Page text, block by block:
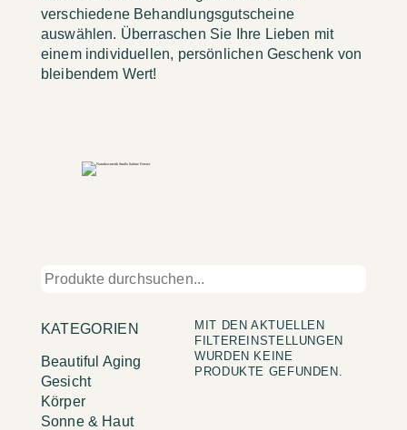
verschiedene Behandlungsgutscheine
auswählen. Überraschen Sie Ihre Lieben mit
einem individuellen, persönlichen Geschenk von
bleibendem Wert!
KATEGORIEN
Beautiful Aging
Gesicht
Körper
Sonne & Haut
MIT DEN AKTUELLEN
FILTEREINSTELLUNGEN
WURDEN KEINE
PRODUKTE GEFUNDEN.